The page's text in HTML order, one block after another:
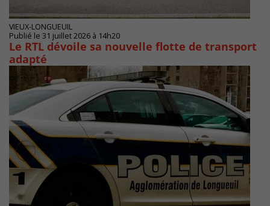
VIEUX-LONGUEUIL
Publié le 31 juillet 2026 à 14h20
Le RTL dévoile sa nouvelle flotte de transport
adapté